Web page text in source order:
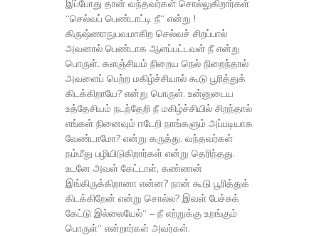
இப்போது தான் வந்தவர்கள் சொல்லுகிறார்கள்
“செல்வப் பெண்டாட்டி நீ“ என்று !
கிருஷ்ணாநுபவமாகிற செல்வச் சிறப்பால்
அவனால் பெண்டாக ஆளப்பட்டவள் நீ என்று
பொருள். களஞ்சியம் நிறைய நெல் நிறைந்தால்
அவளைப் பெற்ற மகிழ்ச்சியால் கூடு பூரித்துக்
கிடக்கிறாயே? என்று பொருள். உன்னுடைய
உத்தேசியம் நடந்தேறி நீ மகிழ்ச்சியில் சிறந்தால்
எங்கள் நினைவும் ஈடேறி நாங்களும் அப்படியாக
வேண்டாமோ? என்று கருத்து. வந்தவர்கள்
நம்மீது பழியிடுகிறார்கள் என்று தெரிந்தது.
உடனே அவள் கேட்டாள், கண்ணன்
இங்கிருக்கிறானா என்ன? நான் கூடு பூரித்துக்
கிடக்கிறேன் என்று சொல்ல? இவள் பேச்சுக்
கேட்டு இல்லையேல்“ – நீ எற்றுக்கு உறங்கும்
பொருள்“ என்றார்கள் அவர்கள்.